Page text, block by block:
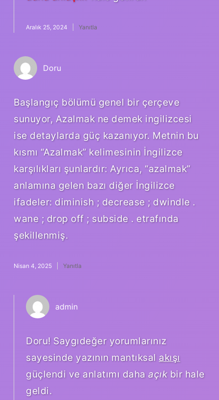
Aralık 25, 2024 Yanıtla
Doru
Başlangıç bölümü genel bir çerçeve
sunuyor, Azalmak ne demek ingilizcesi
ise detaylarda güç kazanıyor. Metnin bu
kısmı “Azalmak” kelimesinin İngilizce
karşılıkları şunlardır: Ayrıca, “azalmak”
anlamına gelen bazı diğer İngilizce
ifadeler: diminish ; decrease ; dwindle .
wane ; drop off ; subside . etrafında
şekillenmiş.
Nisan 4, 2025 Yanıtla
admin
Doru! Saygıdeğer yorumlarınız
sayesinde yazının mantıksal akışı
güçlendi ve anlatımı daha açıkbir hale
geldi.